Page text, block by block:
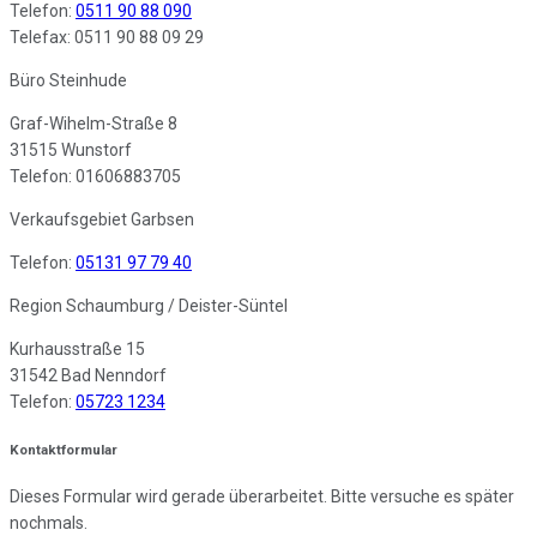
Telefon: 0511 90 88 090
Telefax: 0511 90 88 09 29
Büro Steinhude
Graf-Wihelm-Straße 8
31515 Wunstorf
Telefon: 01606883705
Verkaufsgebiet Garbsen
Telefon: 05131 97 79 40
Region Schaumburg / Deister-Süntel
Kurhausstraße 15
31542 Bad Nenndorf
Telefon: 05723 1234
Kontaktformular
Dieses Formular wird gerade überarbeitet. Bitte versuche es später
nochmals.